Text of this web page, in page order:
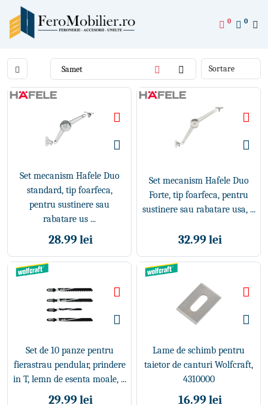
0
0
Set mecanism Hafele Duo
standard, tip foarfeca,
pentru sustinere sau
rabatare us ...
28.99 lei
Set mecanism Hafele Duo
Forte, tip foarfeca, pentru
sustinere sau rabatare usa, ...
32.99 lei
Set de 10 panze pentru
fierastrau pendular, prindere
in T, lemn de esenta moale, ...
29.99 lei
Lame de schimb pentru
taietor de canturi Wolfcraft,
4310000
16.99 lei